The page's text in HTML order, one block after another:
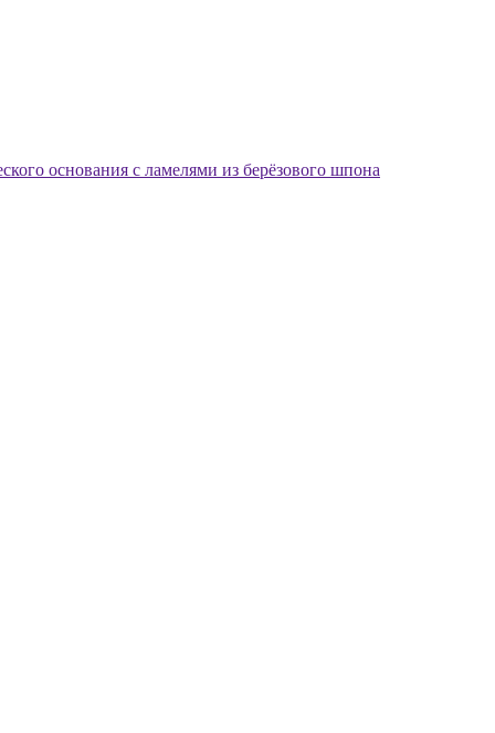
основания с ламелями из берёзового шпона